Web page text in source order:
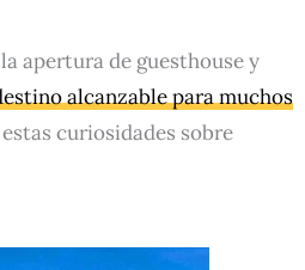
apertura de guesthouse y
alcanzable para muchos
curiosidades sobre